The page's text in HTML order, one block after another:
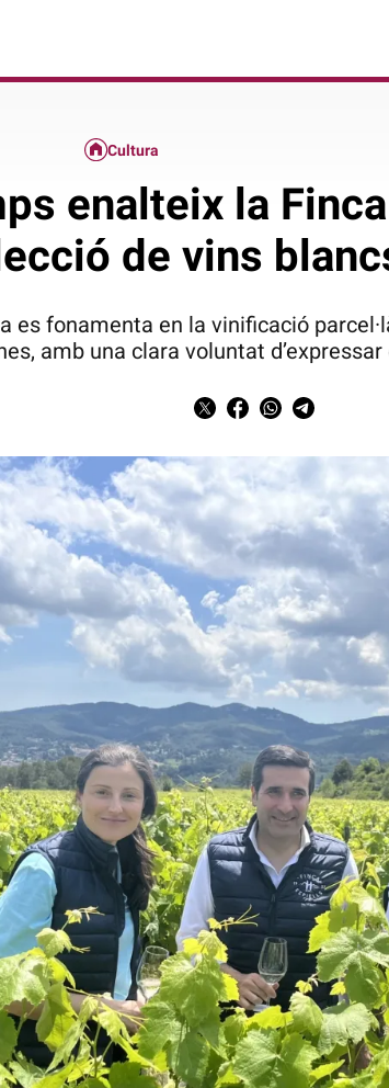
Cultura
enalteix la
de vins
es fonamenta en la vinificació
amb una clara voluntat